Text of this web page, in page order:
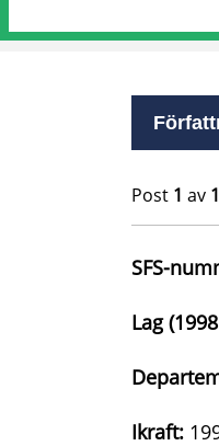
Post 1 av 1
SFS-
Lag
Ikraft: